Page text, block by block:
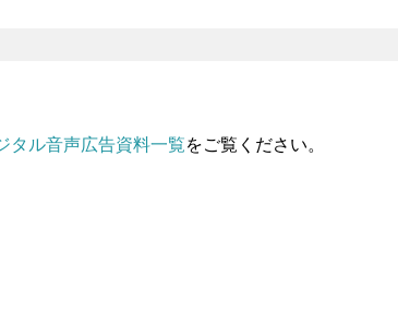
タル音声広告資料一覧をご覧ください。